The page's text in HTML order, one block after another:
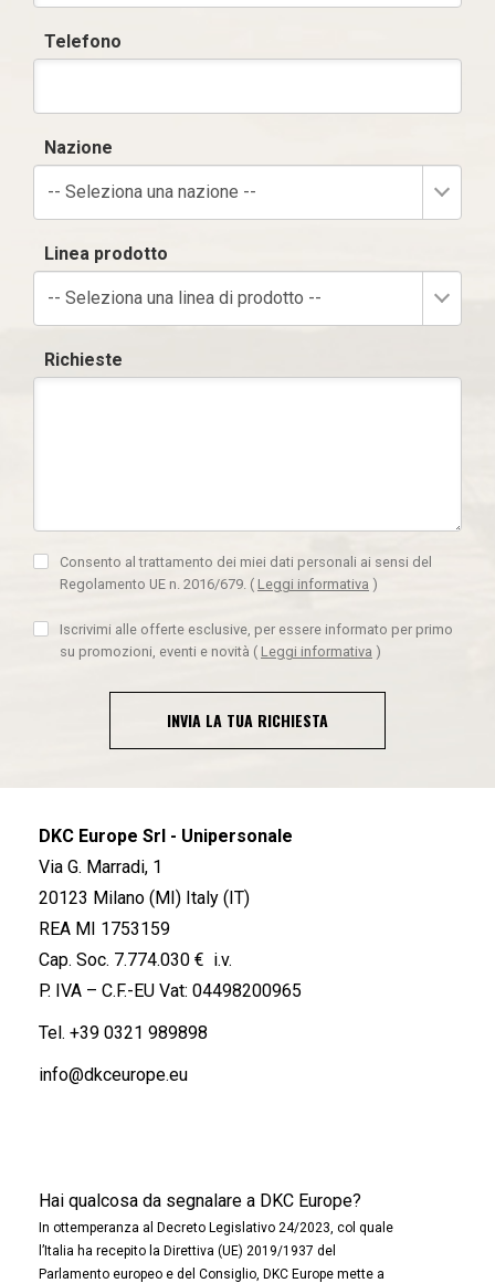
Telefono
Nazione
-- Seleziona una nazione --
Linea prodotto
-- Seleziona una linea di prodotto --
Richieste
Consento al trattamento dei miei dati personali ai sensi del
Regolamento UE n. 2016/679. ( Leggi informativa )
Iscrivimi alle offerte esclusive, per essere informato per primo
su promozioni, eventi e novità ( Leggi informativa )
INVIA LA TUA RICHIESTA
DKC Europe Srl - Unipersonale
Via G. Marradi, 1
20123 Milano (MI) Italy (IT)
REA MI 1753159
Cap. Soc. 7.774.030 € i.v.
P. IVA – C.F.-EU Vat: 04498200965
Tel. +39 0321 989898
info@dkceurope.eu
Hai qualcosa da segnalare a DKC Europe?
In ottemperanza al Decreto Legislativo 24/2023, col quale
l’Italia ha recepito la Direttiva (UE) 2019/1937 del
Parlamento europeo e del Consiglio, DKC Europe mette a